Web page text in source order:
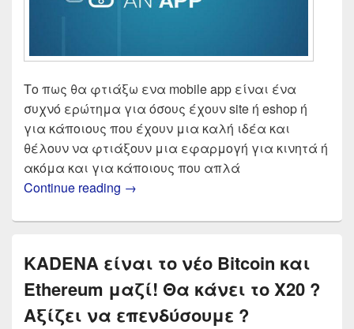
Το πως θα φτιάξω ενα mobile app είναι ένα
συχνό ερώτημα για όσους έχουν site ή eshop ή
για κάποιους που έχουν μια καλή ιδέα και
θέλουν να φτιάξουν μια εφαρμογή για κινητά ή
ακόμα και για κάποιους που απλά
Continue reading Πως θα φτιάξω εφαρμογή για
→
KADENA είναι το νέο Bitcoin και
Ethereum μαζί! Θα κάνει το Χ20 ?
Αξίζει να επενδύσουμε ?